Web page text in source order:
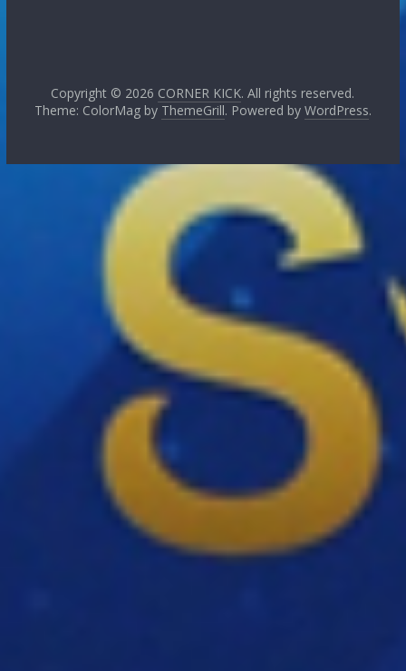
Copyright © 2026 CORNER KICK. All rights reserved.
Theme: ColorMag by ThemeGrill. Powered by WordPress.